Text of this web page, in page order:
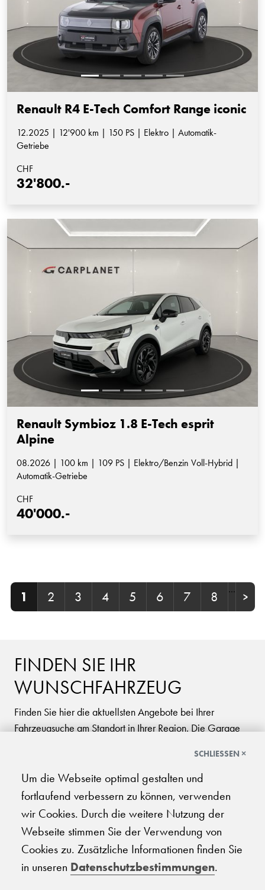
Renault R4 E-Tech Comfort Range iconic
12.2025 | 12'900 km | 150 PS | Elektro | Automatik-
Getriebe
CHF
32'800.-
Renault Symbioz 1.8 E-Tech esprit
Alpine
08.2026 | 100 km | 109 PS | Elektro/Benzin Voll-Hybrid |
Automatik-Getriebe
CHF
40'000.-
1 2 3 4 5 6 7 8 …
FINDEN SIE IHR
WUNSCHFAHRZEUG
Finden Sie hier die aktuellsten Angebote bei Ihrer
Fahrzeugsuche am Standort in Ihrer Region. Die Garage
SUV, Limousine oder Kleinwagen, ob Sondermodelle für
Neuwagen oder Occasionen aller Marken. Die Garage
Galliker Gruppe ist in Ihrer Region an 18 Standorten für
Sie vertreten - Garantie und Zuverlässigkeit sind unser
Versprechen an Sie!
SCHLIESSEN ×
Um die Webseite optimal gestalten und
fortlaufend verbessern zu können, verwenden
wir Cookies. Durch die weitere Nutzung der
Webseite stimmen Sie der Verwendung von
Cookies zu. Zusätzliche Informationen finden Sie
in unseren Datenschutzbestimmungen.